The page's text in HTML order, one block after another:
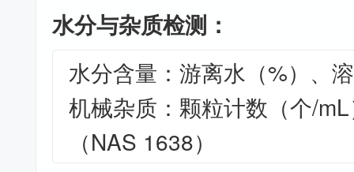
水分与杂质检测：
水分含量：游离水（%）、
机械杂质：颗粒计数（个/
（NAS 1638）